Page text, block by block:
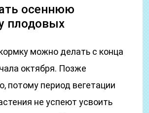
осеннюю
плодовых
можно делать с конца
октября. Позже
потому период вегетации
не успеют усвоить